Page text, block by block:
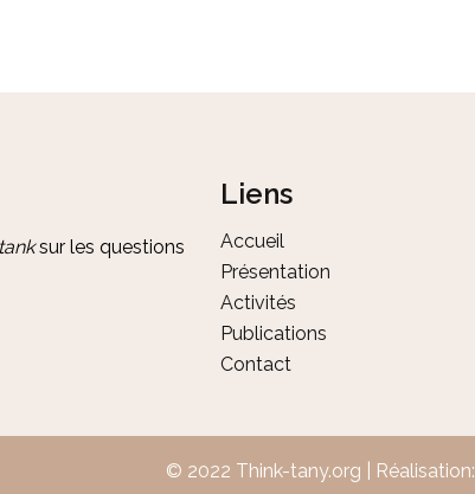
sur les questions
Liens
Accueil
Présentation
Activités
Publications
Contact
© 2022 Think-tany.org | Réalisation: